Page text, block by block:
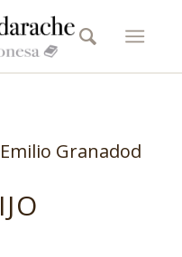
Emilio Granadod